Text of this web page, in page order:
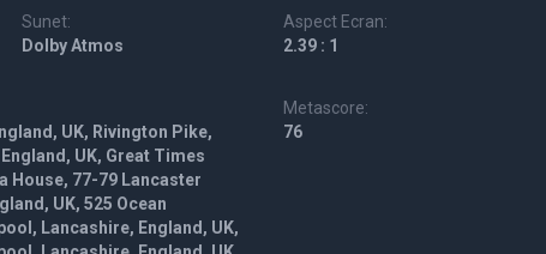
Sunet:
Dolby Atmos
Aspect Ecran:
2.39 : 1
UK, Rivington Pike,
UK, Great Times
House, 77-79 Lancaster
UK, 525 Ocean
Lancashire, England, UK,
Metascore:
76